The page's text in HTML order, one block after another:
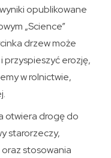
opublikowane
„Science”
drzew może
przyspieszyć erozję,
w rolnictwie,
otwiera drogę do
starorzeczy,
stosowania